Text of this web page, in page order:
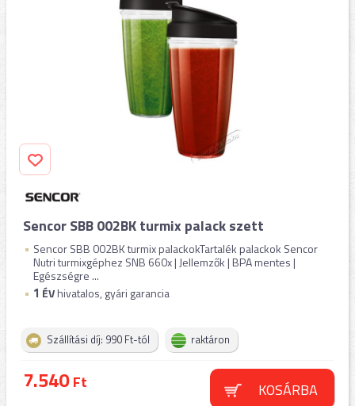
Sencor SBB 002BK turmix palack szett
Sencor SBB 002BK turmix palackokTartalék palackok Sencor
Nutri turmixgéphez SNB 660x | Jellemzők | BPA mentes |
Egészségre ...
1 ÉVhivatalos, gyári garancia
Szállítási díj: 990 Ft-tól raktáron
7.540Ft KOSÁRBA